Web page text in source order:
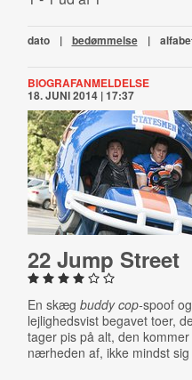
dato | bedømmelse |
BIOGRAFANMELDELSE
18. JUNI 2014 | 17:37
22 Jump Street
En skæg buddy cop-spoof
lejlighedsvist begavet toer,
tager pis på alt, den kommer
nærheden af, ikke mindst sig